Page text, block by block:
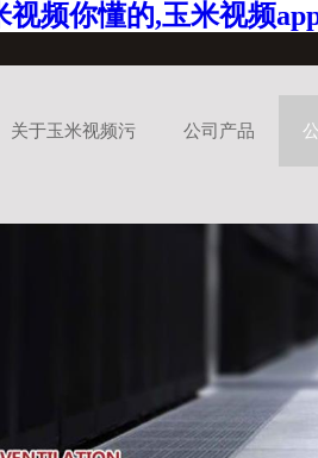
频你懂的,玉米视频
关于玉米视频污 公司产品